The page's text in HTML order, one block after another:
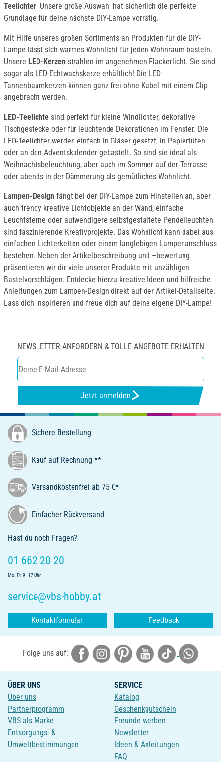
Teelichter: Unsere große Auswahl hat sicherlich die perfekte
Grundlage für deine nächste DIY-Lampe vorrätig.
Mit Hilfe unseres großen Sortiments an Produkten für die DIY-
Lampe lässt sich warmes Wohnlicht für jeden Wohnraum basteln.
Unsere LED-Kerzen strahlen im angenehmen Flackerlicht. Sie sind
sogar als LED-Echtwachskerze erhältlich! Die LED-
Tannenbaumkerzen können ganz frei ohne Kabel mit einem Clip
angebracht werden.
LED-Teelichte sind perfekt für kleine Windlichter, dekorative
Tischgestecke oder für leuchtende Dekorationen im Fenster. Die
LED-Teelichter werden einfach in Gläser gesetzt, in Papiertüten
oder an den Adventskalender gebastelt. So sind sie ideal als
Weihnachtsbeleuchtung, aber auch im Sommer auf der Terrasse
oder abends in der Dämmerung als gemütliches Wohnlicht.
Lampen-Design fängt bei der DIY-Lampe zum Hinstellen an, aber
auch trendy kreative Lichtobjekte an der Wand, einfache
Leuchtsterne oder aufwendigere selbstgestaltete Pendelleuchten
sind faszinierende Kreativprojekte. Das Wohnlicht kann dabei aus
einfachen Lichterketten oder einem langlebigen Lampenanschluss
bestehen. Neben der Artikelbeschreibung und –bewertung
präsentieren wir dir viele unserer Produkte mit unzähligen
Bastelvorschlägen. Entdecke hierzu kreative Ideen und hilfreiche
Anleitungen zum Lampen-Design direkt auf der Artikel-Detailseite.
Lass dich inspirieren und freue dich auf deine eigene DIY-Lampe!
NEWSLETTER ANFORDERN & TOLLE ANGEBOTE ERHALTEN
Jetzt anmelden
Sichere Bestellung
Kauf auf Rechnung **
Versandkostenfrei ab 75 €*
Einfacher Rückversand
Hast du noch Fragen?
01 662 20 20
Mo.-Fr. 9 - 17 Uhr
service@vbs-hobby.at
Kontaktformular Feedback
Folge uns auf:
ÜBER UNS
Über uns
Partnerprogramm
VBS als Marke
Entsorgungs- &
Umweltbestimmungen
SERVICE
Katalog
Geschenkgutschein
Freunde werben
Newsletter
Ideen & Anleitungen
FAQ